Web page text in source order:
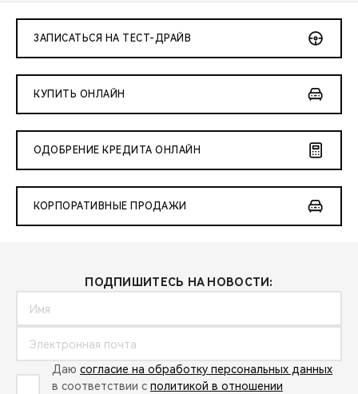
ЗАПИСАТЬСЯ НА ТЕСТ-ДРАЙВ
КУПИТЬ ОНЛАЙН
ОДОБРЕНИЕ КРЕДИТА ОНЛАЙН
КОРПОРАТИВНЫЕ ПРОДАЖИ
ПОДПИШИТЕСЬ НА НОВОСТИ:
Даю согласие на обработку персональных данных
в соответствии с политикой в отношении